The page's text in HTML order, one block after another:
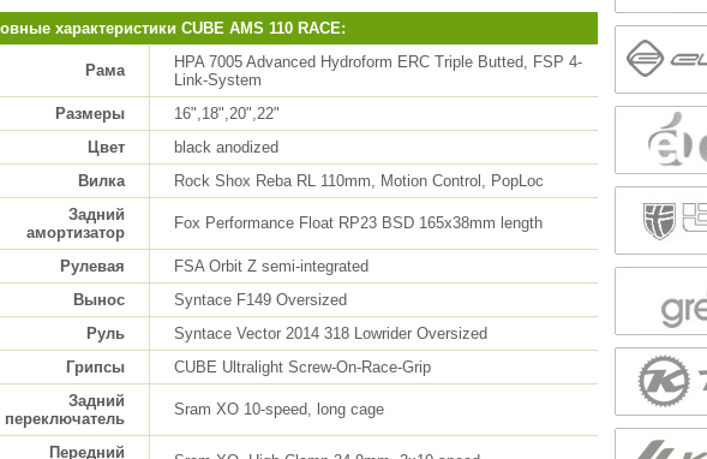
характеристики CUBE AMS 110 RACE:
Рама
HPA 7005 Advanced Hydroform ERC Triple Butted, FSP 4-
Link-System
Размеры
16",18",20",22"
Цвет
black anodized
Вилка
Rock Shox Reba RL 110mm, Motion Control, PopLoc
Задний
амортизатор
Fox Performance Float RP23 BSD 165x38mm length
Рулевая
FSA Orbit Z semi-integrated
Вынос
Syntace F149 Oversized
Руль
Syntace Vector 2014 318 Lowrider Oversized
Грипсы
CUBE Ultralight Screw-On-Race-Grip
Задний
переключатель
Sram XO 10-speed, long cage
Передний